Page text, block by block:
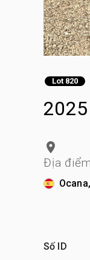
Lot 820
Địa điểm
Số ID